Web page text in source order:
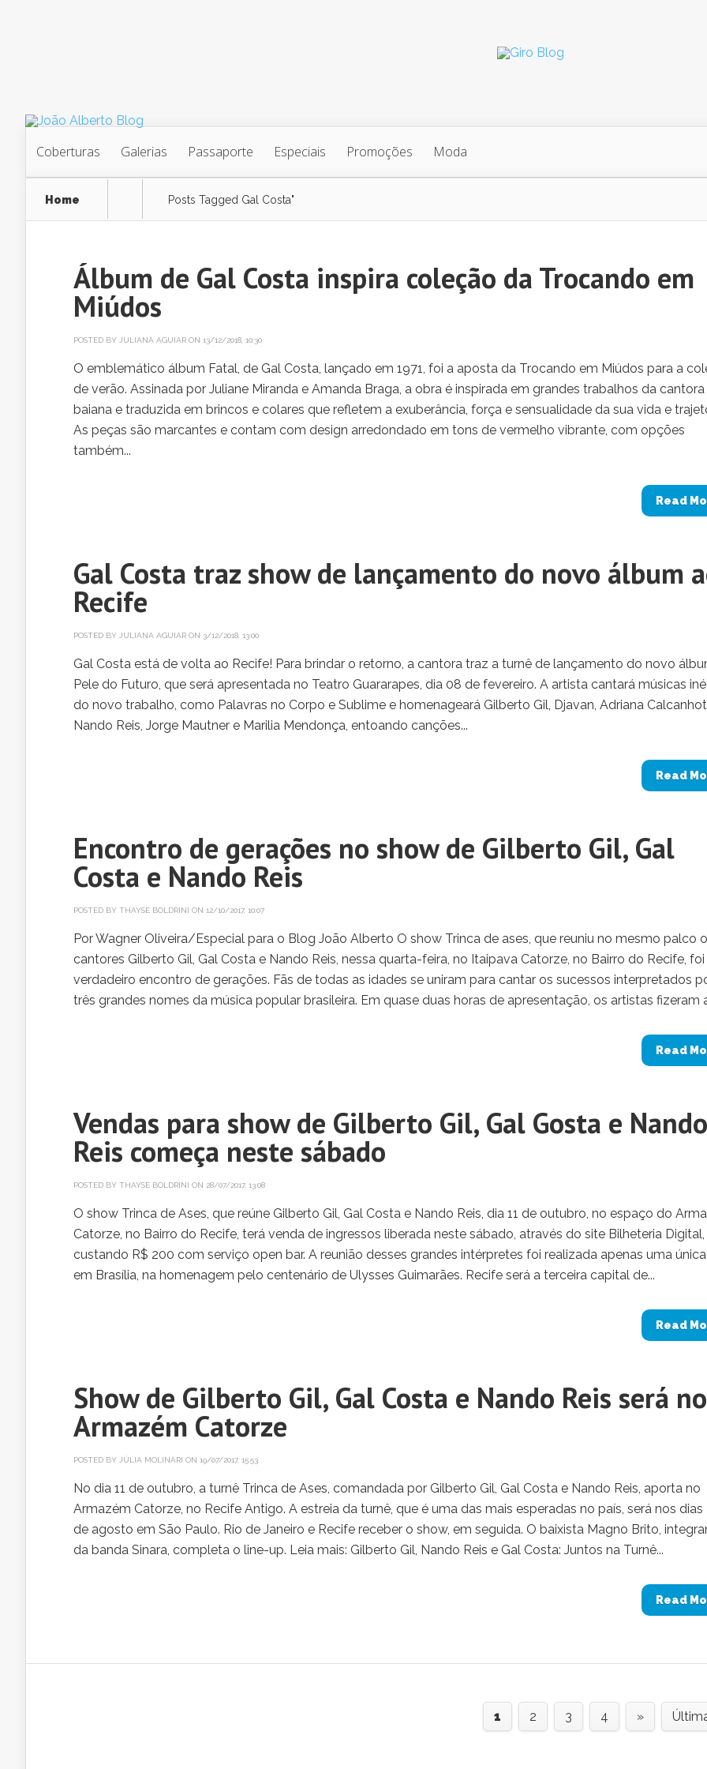
Coberturas Galerias Passaporte Especiais Promoções Moda
Home Posts Tagged Gal Costa"
Álbum de Gal Costa inspira coleção da Trocando em
Miúdos
POSTED BY JULIANA AGUIAR ON 13/12/2018, 10:30
O emblemático álbum Fatal, de Gal Costa, lançado em 1971, foi a aposta da Trocando em Miúdos para a
de verão. Assinada por Juliane Miranda e Amanda Braga, a obra é inspirada em grandes trabalhos da cantora
baiana e traduzida em brincos e colares que refletem a exuberância, força e sensualidade da sua vida e
As peças são marcantes e contam com design arredondado em tons de vermelho vibrante, com opções
também...
Read
Gal Costa traz show de lançamento do novo álbum
Recife
POSTED BY JULIANA AGUIAR ON 3/12/2018, 13:00
Gal Costa está de volta ao Recife! Para brindar o retorno, a cantora traz a turnê de lançamento do novo
Pele do Futuro, que será apresentada no Teatro Guararapes, dia 08 de fevereiro. A artista cantará músicas
do novo trabalho, como Palavras no Corpo e Sublime e homenageará Gilberto Gil, Djavan, Adriana
Nando Reis, Jorge Mautner e Marilia Mendonça, entoando canções...
Read
Encontro de gerações no show de Gilberto Gil, Gal
Costa e Nando Reis
POSTED BY THAYSE BOLDRINI ON 12/10/2017, 10:07
Por Wagner Oliveira/Especial para o Blog João Alberto O show Trinca de ases, que reuniu no mesmo palco
cantores Gilberto Gil, Gal Costa e Nando Reis, nessa quarta-feira, no Itaipava Catorze, no Bairro do Recife,
verdadeiro encontro de gerações. Fãs de todas as idades se uniram para cantar os sucessos interpretados
três grandes nomes da música popular brasileira. Em quase duas horas de apresentação, os artistas fizeram
Read
Vendas para show de Gilberto Gil, Gal Gosta e Nando
Reis começa neste sábado
POSTED BY THAYSE BOLDRINI ON 28/07/2017, 13:08
O show Trinca de Ases, que reúne Gilberto Gil, Gal Costa e Nando Reis, dia 11 de outubro, no espaço do
Catorze, no Bairro do Recife, terá venda de ingressos liberada neste sábado, através do site Bilheteria Digital,
custando R$ 200 com serviço open bar. A reunião desses grandes intérpretes foi realizada apenas uma
em Brasília, na homenagem pelo centenário de Ulysses Guimarães. Recife será a terceira capital de...
Read
Show de Gilberto Gil, Gal Costa e Nando Reis será no
Armazém Catorze
POSTED BY JÚLIA MOLINARI ON 19/07/2017, 15:53
No dia 11 de outubro, a turnê Trinca de Ases, comandada por Gilberto Gil, Gal Costa e Nando Reis, aporta no
Armazém Catorze, no Recife Antigo. A estreia da turnê, que é uma das mais esperadas no país, será nos dias
de agosto em São Paulo. Rio de Janeiro e Recife receber o show, em seguida. O baixista Magno Brito,
da banda Sinara, completa o line-up. Leia mais: Gilberto Gil, Nando Reis e Gal Costa: Juntos na Turnê...
Read
1 2 3 4 »